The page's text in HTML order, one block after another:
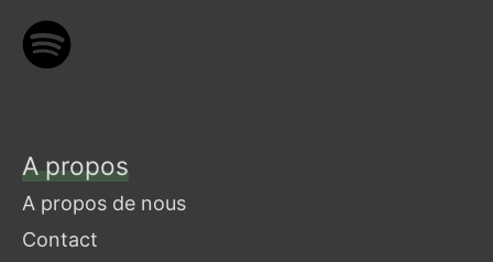
A propos
A propos de nous
Contact